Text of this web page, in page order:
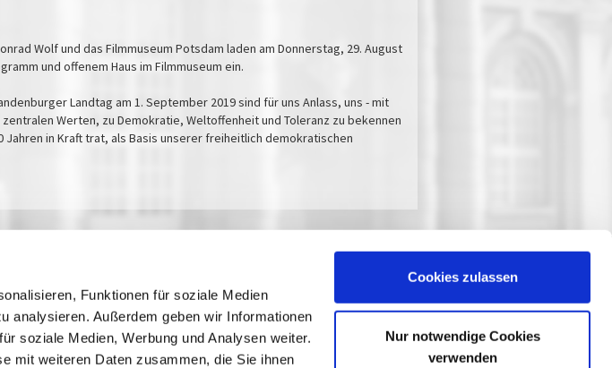
Funktionen für soziale Medien
analysieren. Außerdem geben wir Informationen
soziale Medien, Werbung und Analysen weiter.
mit weiteren Daten zusammen, die Sie ihnen
Cookies zulassen
Nur notwendige Cookies
verwenden
Wolf und das Filmmuseum Potsdam laden am Donnerstag, 29. August
und offenem Haus im Filmmuseum ein.
Landtag am 1. September 2019 sind für uns Anlass, uns - mit
Werten, zu Demokratie, Weltoffenheit und Toleranz zu bekennen
Jahren in Kraft trat, als Basis unserer freiheitlich demokratischen
Impressum
Sitemap
Datenschutz
Cookie-Einstellungen